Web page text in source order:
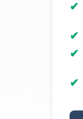
✔
✔
✔
✔